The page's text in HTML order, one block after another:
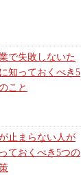
で失敗しないた
知っておくべき5
こと
止まらない人が
ておくべき5つの